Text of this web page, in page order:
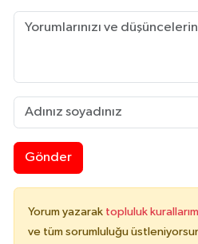
Gönder
Yorum yazarak topluluk
ve tüm sorumluluğu